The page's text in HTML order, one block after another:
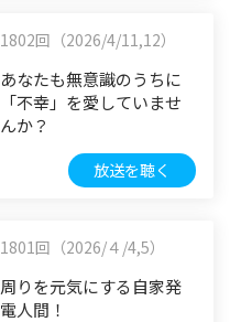
1802回（2026/4/11,12）
あなたも無意識のうちに
「不幸」を愛していませ
んか？
放送を聴く
1801回（2026/４/4,5）
周りを元気にする自家発
電人間！